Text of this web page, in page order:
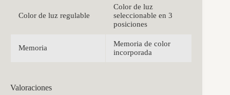
Color de luz regulable
Color de luz
seleccionable en 3
posiciones
Memoria
Memoria de color
incorporada
Valoraciones